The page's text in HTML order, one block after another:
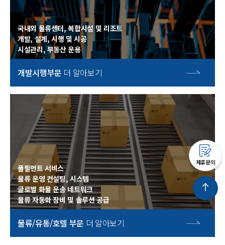
제휴문의
국내외 물류센터, 복합시설 및 리조트
개발, 설계, 시행 및 시공
시설관리, 부동산 운용
개발시행부문 더 알아보기
풀필먼트 서비스
물류 운영 컨설팅, 시스템
글로벌 화물 운송 네트워크
물류 자동화 장비 및 솔루션 공급
물류/유통/호텔 부문 더 알아보기